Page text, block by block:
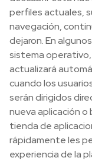
perfiles actuales,
navegación,
dejaron. En
sistema operativo,
actualizará
cuando los
serán dirigidos
nueva aplicación
tienda de
rápidamente les
experiencia de la